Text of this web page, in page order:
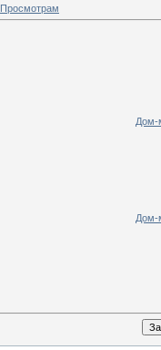
Просмотрам
Дом-
Дом-